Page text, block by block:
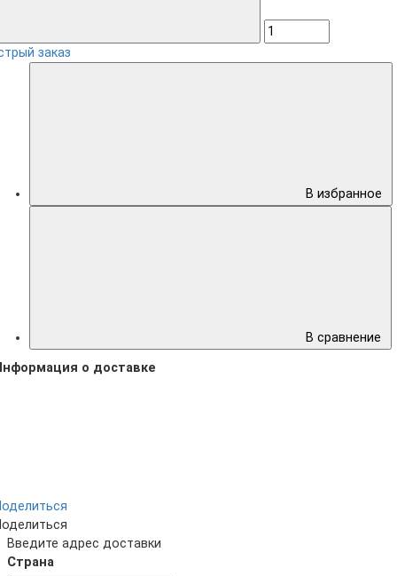
заказ
В избранное
В сравнение
о доставке
Введите адрес доставки
Страна